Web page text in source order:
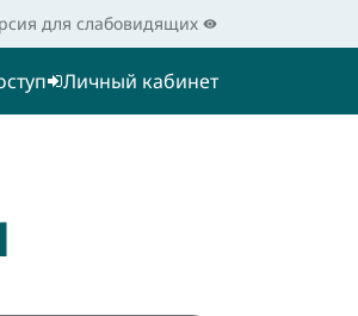
для слабовидящих
Личный кабинет